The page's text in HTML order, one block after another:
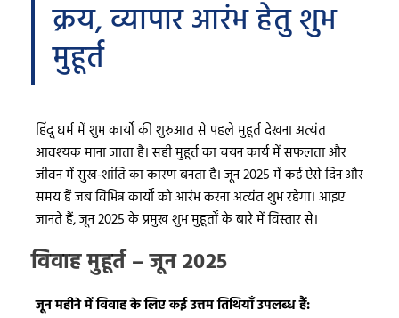
क्रय, व्यापार आरंभ हेतु शुभ
मुहूर्त
हिंदू धर्म में शुभ कार्यों की शुरुआत से पहले मुहूर्त देखना अत्यंत
आवश्यक माना जाता है। सही मुहूर्त का चयन कार्य में सफलता और
जीवन में सुख-शांति का कारण बनता है। जून 2025 में कई ऐसे दिन और
समय हैं जब विभिन्न कार्यों को आरंभ करना अत्यंत शुभ रहेगा। आइए
जानते हैं, जून 2025 के प्रमुख शुभ मुहूर्तों के बारे में विस्तार से।
विवाह मुहूर्त – जून 2025
जून महीने में विवाह के लिए कई उत्तम तिथियाँ उपलब्ध हैं: